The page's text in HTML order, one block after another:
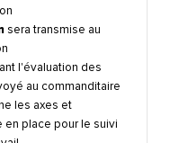
sera transmise au
l'évaluation des
au commanditaire
les axes et
place pour le suivi